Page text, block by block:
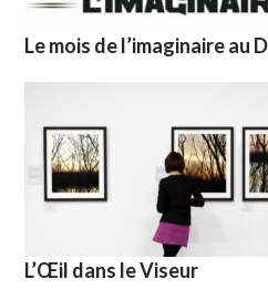
Le mois de l’imaginaire au
L’Œil dans le Viseur